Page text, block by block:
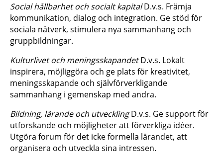
Social hållbarhet och socialt kapitalD.v.s. Främja
kommunikation, dialog och integration. Ge stöd för
sociala nätverk, stimulera nya sammanhang och
gruppbildningar.
Kulturlivet och meningsskapandetD.v.s. Lokalt
inspirera, möjliggöra och ge plats för kreativitet,
meningsskapande och självförverkligande
sammanhang i gemenskap med andra.
Bildning, lärande och utvecklingD.v.s. Ge support för
utforskande och möjligheter att förverkliga idéer.
Utgöra forum för det icke formella lärandet, att
organisera och utveckla sina intressen.